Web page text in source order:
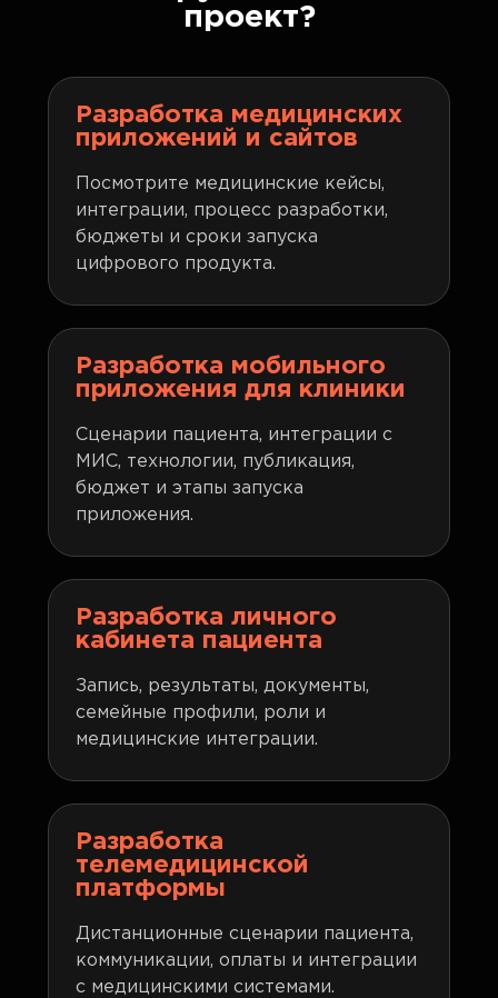
проект?
Разработка медицинских
приложений и сайтов
Посмотрите медицинские кейсы,
интеграции, процесс разработки,
бюджеты и сроки запуска
цифрового продукта.
Разработка мобильного
приложения для клиники
Сценарии пациента, интеграции с
МИС, технологии, публикация,
бюджет и этапы запуска
приложения.
Разработка личного
кабинета пациента
Запись, результаты, документы,
семейные профили, роли и
медицинские интеграции.
Разработка
телемедицинской
платформы
Дистанционные сценарии пациента,
коммуникации, оплаты и интеграции
с медицинскими системами.